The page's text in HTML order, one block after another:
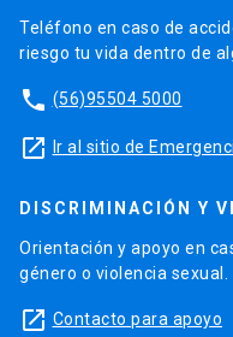
Teléfono en caso de
riesgo tu vida dentro de
phone (56)95504 5000
launch Ir al sitio de
DISCRIMINACIÓN Y
Orientación y apoyo en
género o violencia sexual.
launch Contacto para apoyo